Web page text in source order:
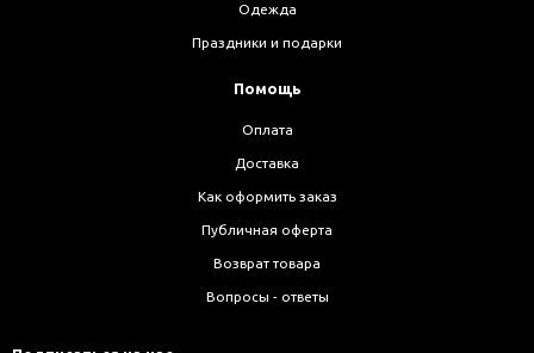
Одежда
Праздники и подарки
Помощь
Оплата
Доставка
Как оформить заказ
Публичная оферта
Возврат товара
Вопросы - ответы